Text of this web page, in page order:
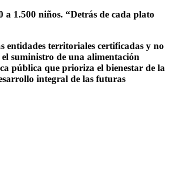
1.500 niños. “Detrás de cada plato
entidades territoriales certificadas y no
suministro de una alimentación
pública que prioriza el bienestar de la
integral de las futuras